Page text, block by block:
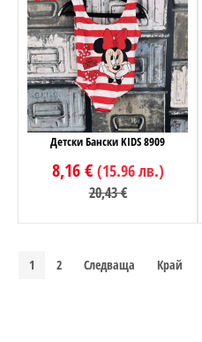
Детски Бански KIDS 8909
8,16 € (15.96 лв.)
20,43 €
1 2 Следваща Край